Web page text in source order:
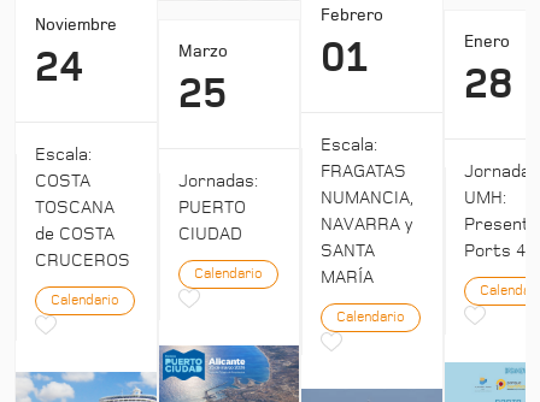
Noviembre
24
Escala:
COSTA
TOSCANA
de COSTA
CRUCEROS
Calendario
Marzo
25
Jornadas:
PUERTO
CIUDAD
Calendario
Febrero
01
Escala:
FRAGATAS
NUMANCIA,
NAVARRA y
SANTA
MARÍA
Calendario
Enero
28
Jornadas
UMH:
Ports 4:0